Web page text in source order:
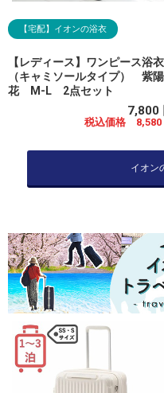
【宅配】イオンの浴衣
【レディース】ワンピース浴衣
（キャミソールタイプ） 紫陽
花 M-L 2点セット
7,800
税込価格 8,580
イオン